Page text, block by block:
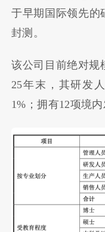
于早期国际领先的
封测。
该公司目前绝对规
25年末，其研发
1%；拥有12项境内